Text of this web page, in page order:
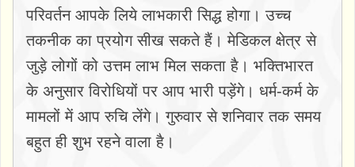
परिवर्तन आपके लिये लाभकारी सिद्ध होगा। उच्च
तकनीक का प्रयोग सीख सकते हैं। मेडिकल क्षेत्र से
जुड़े लोगों को उत्तम लाभ मिल सकता है। भक्तिभारत
के अनुसार विरोधियों पर आप भारी पड़ेंगे। धर्म-कर्म के
मामलों में आप रुचि लेंगे। गुरुवार से शनिवार तक समय
बहुत ही शुभ रहने वाला है।